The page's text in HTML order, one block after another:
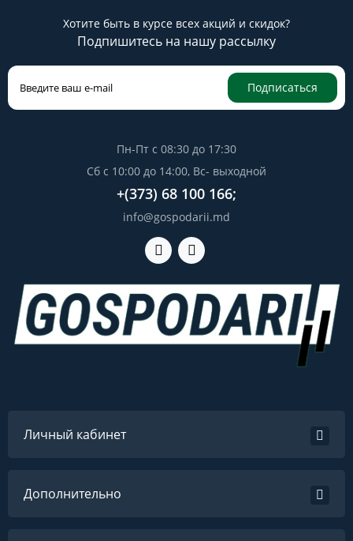
Хотите быть в курсе всех акций и скидок?
Подпишитесь на нашу рассылку
Подписаться
Пн-Пт с 08:30 до 17:30
Сб с 10:00 до 14:00, Вс- выходной
+(373) 68 100 166;
info@gospodarii.md
Личный кабинет
Дополнительно